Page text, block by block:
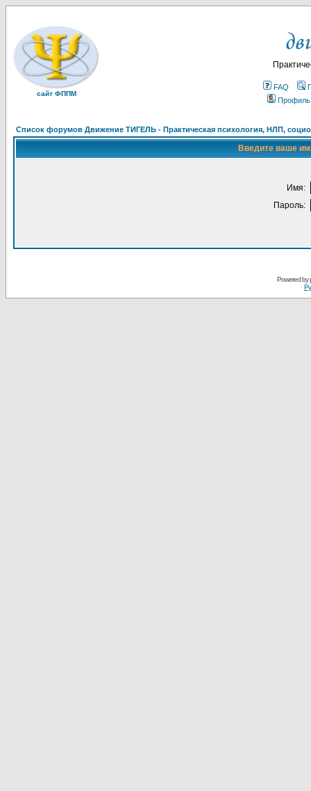
сайт ФППМ
FAQ
Профиль
Список форумов Движение ТИГЕЛЬ - Практическая психология, НЛП,
Введите ваше
Имя:
Пароль:
Powered by